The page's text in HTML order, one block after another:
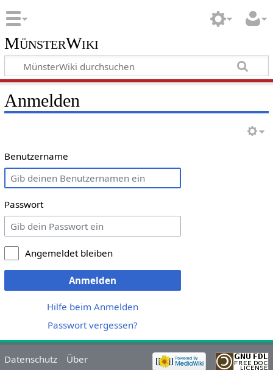
MünsterWiki
Anmelden
Benutzername
Passwort
Angemeldet bleiben
Anmelden
Hilfe beim Anmelden
Passwort vergessen?
Datenschutz
Über